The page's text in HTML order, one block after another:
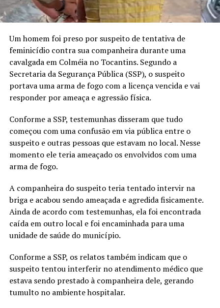
Um homem foi preso por suspeito de tentativa de
feminicídio contra sua companheira durante uma
cavalgada em Colméia no Tocantins. Segundo a
Secretaria da Segurança Pública (SSP), o suspeito
portava uma arma de fogo com a licença vencida e vai
responder por ameaça e agressão física.
Conforme a SSP, testemunhas disseram que tudo
começou com uma confusão em via pública entre o
suspeito e outras pessoas que estavam no local. Nesse
momento ele teria ameaçado os envolvidos com uma
arma de fogo.
A companheira do suspeito teria tentado intervir na
briga e acabou sendo ameaçada e agredida fisicamente.
Ainda de acordo com testemunhas, ela foi encontrada
caída em outro local e foi encaminhada para uma
unidade de saúde do município.
Conforme a SSP, os relatos também indicam que o
suspeito tentou interferir no atendimento médico que
estava sendo prestado à companheira dele, gerando
tumulto no ambiente hospitalar.